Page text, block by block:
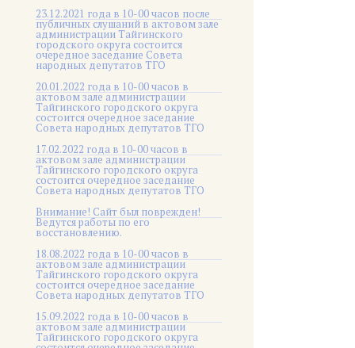
23.12.2021 года в 10-00 часов после
публичных слушаний в актовом зале
администрации Тайгинского
городского округа состоится
очередное заседание Совета
народных депутатов ТГО
20.01.2022 года в 10-00 часов в
актовом зале администрации
Тайгинского городского округа
состоится очередное заседание
Совета народных депутатов ТГО
17.02.2022 года в 10-00 часов в
актовом зале администрации
Тайгинского городского округа
состоится очередное заседание
Совета народных депутатов ТГО
Внимание! Сайт был поврежден!
Ведутся работы по его
восстановлению.
18.08.2022 года в 10-00 часов в
актовом зале администрации
Тайгинского городского округа
состоится очередное заседание
Совета народных депутатов ТГО
15.09.2022 года в 10-00 часов в
актовом зале администрации
Тайгинского городского округа